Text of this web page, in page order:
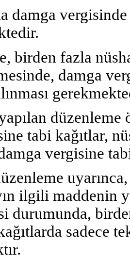
damga
birden fazla
damga
düzenleme
tabi kağıtlar,
vergisine
ilgili maddenin
durumunda,
sadece